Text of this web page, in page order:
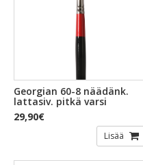
Georgian 60-8 näädänk.
lattasiv. pitkä varsi
29,90€
Lisää